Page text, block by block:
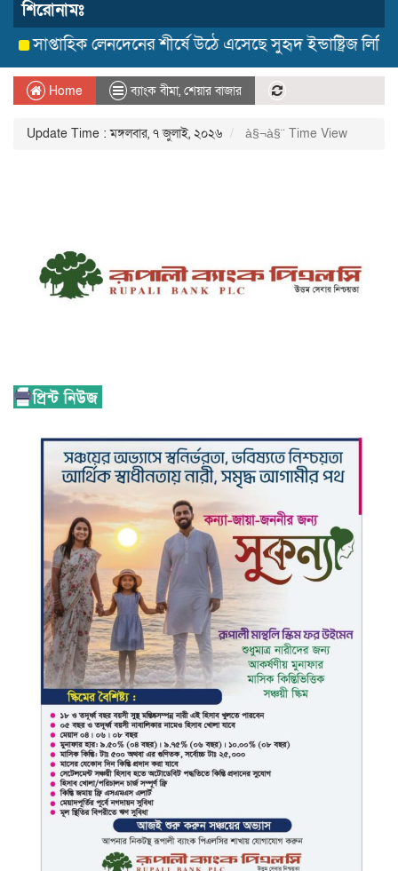
শিরোনামঃ
লেনদেনের শীর্ষে উঠে এসেছে সুহৃদ ইন্ডাষ্ট্রিজ লিমিটেড
Home ব্যাংক বীমা, শেয়ার বাজার
Update Time : মঙ্গলবার, ৭ জুলাই, ২০২৬ à§¬à§¨ Time View